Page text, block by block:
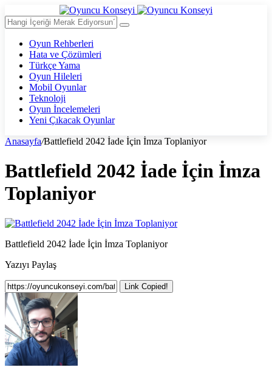
Oyun Rehberleri
Hata ve Çözümleri
Türkçe Yama
Oyun Hileleri
Mobil Oyunlar
Teknoloji
Oyun İncelemeleri
Yeni Çıkacak Oyunlar
Anasayfa/Battlefield 2042 İade İçin İmza Toplaniyor
Battlefield 2042 İade İçin İmza
Toplaniyor
Battlefield 2042 İade İçin İmza Toplaniyor
Yazıyı Paylaş
Link Copied!